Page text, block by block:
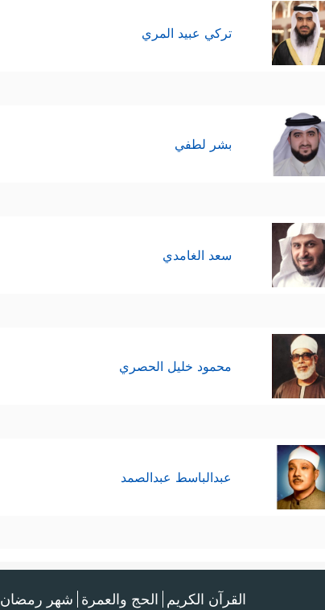
تركي عبيد المري
بشر لطفي
سعد الغامدي
محمود خليل الحصري
عبدالباسط عبدالصمد
القرآن الكريم الحج والعمرة شهر رمضان